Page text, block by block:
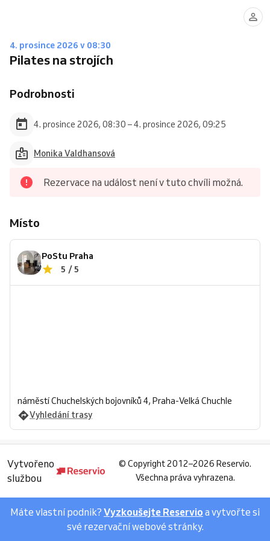
4. prosince 2026 v 08:30
Pilates na strojích
Podrobnosti
4. prosince 2026, 08:30 – 4. prosince 2026, 09:25
Monika Valdhansová
Rezervace na událost není v tuto chvíli možná.
Místo
PoStu Praha
5 / 5
náměstí Chuchelských bojovníků 4, Praha-Velká Chuchle
Vyhledání trasy
Vytvořeno
službou
© Copyright 2012–2026 Reservio.
Všechna práva vyhrazena.
Máte vlastní podnik? Vyzkoušejte Reservio a vytvořte si
své rezervační webové stránky.